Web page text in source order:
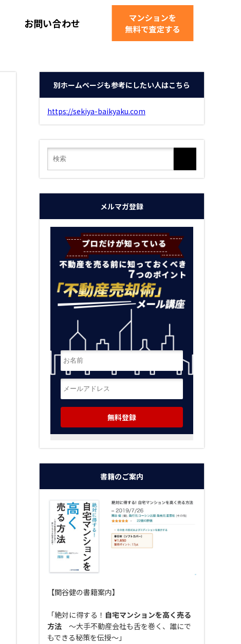
お問い合わせ
別ホームページも参考にしたい人はこちら
https://sekiya-baikyaku.com
メルマガ登録
書籍のご案内
【関谷健の書籍案内】
「絶対に得する！ 自宅マンションを高く売る
方法 〜大手不動産会社も舌を巻く、誰にで
もできる秘策を伝授〜」